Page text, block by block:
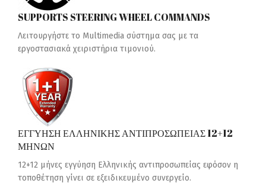
SUPPORTS STEERING WHEEL COMMANDS
Λειτουργήστε το Multimedia σύστημα σας με τα
εργοστασιακά χειριστήρια τιμονιού.
ΕΓΓΥΗΣΗ ΕΛΛΗΝΙΚΗΣ ΑΝΤΙΠΡΟΣΩΠΕΙΑΣ 12+12
ΜΗΝΩΝ
12+12 μήνες εγγύηση Ελληνικής αντιπροσωπείας εφόσον η
τοποθέτηση γίνει σε εξειδικευμένο συνεργείο.